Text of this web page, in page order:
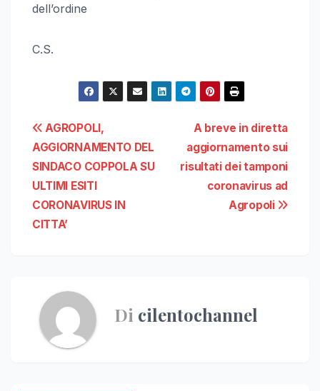
dell’ordine
C.S.
Navigazione
articoli
A breve in diretta
aggiornamento sui
risultati dei tamponi
coronavirus ad
Agropoli
AGROPOLI,
AGGIORNAMENTO DEL
SINDACO COPPOLA SU
ULTIMI ESITI
CORONAVIRUS IN
CITTA’
Di cilentochannel